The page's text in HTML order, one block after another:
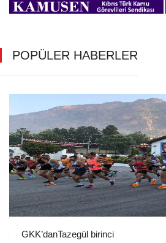
POPÜLER HABERLER
GKK’danTazegül birinci